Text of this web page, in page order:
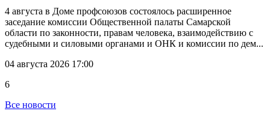
4 августа в Доме профсоюзов состоялось расширенное
заседание комиссии Общественной палаты Самарской
области по законности, правам человека, взаимодействию с
судебными и силовыми органами и ОНК и комиссии по дем...
04 августа 2026 17:00
6
Все новости